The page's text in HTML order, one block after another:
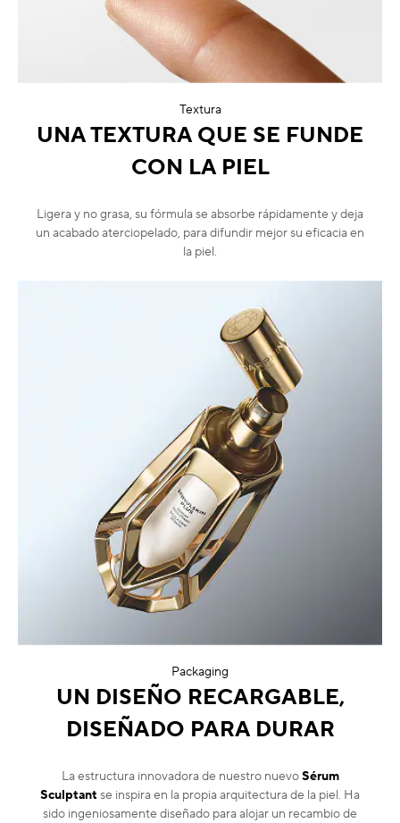
Textura
UNA TEXTURA QUE SE FUNDE
CON LA PIEL
Ligera y no grasa, su fórmula se absorbe rápidamente y deja
un acabado aterciopelado, para difundir mejor su eficacia en
la piel.
Packaging
UN DISEÑO RECARGABLE,
DISEÑADO PARA DURAR
La estructura innovadora de nuestro nuevoSérum
Sculptant se inspira en la propia arquitectura de la piel. Ha
sido ingeniosamente diseñado para alojar un recambio de